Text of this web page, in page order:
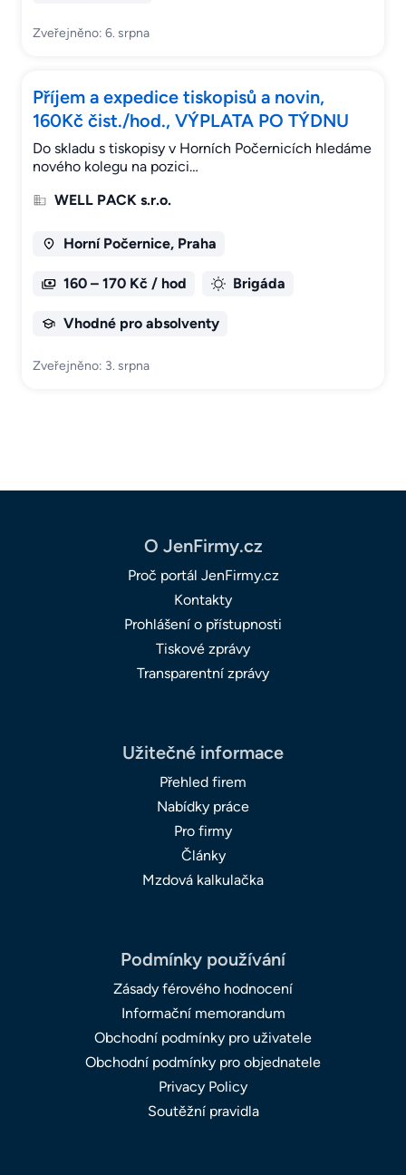
Zveřejněno: 6. srpna
Příjem a expedice tiskopisů a novin,
160Kč čist./hod., VÝPLATA PO TÝDNU
Do skladu s tiskopisy v Horních Počernicích hledáme
nového kolegu na pozici…
WELL PACK s.r.o.
Horní Počernice, Praha
160 – 170 Kč / hod Brigáda
Vhodné pro absolventy
Zveřejněno: 3. srpna
O JenFirmy.cz
Proč portál JenFirmy.cz
Kontakty
Prohlášení o přístupnosti
Tiskové zprávy
Transparentní zprávy
Užitečné informace
Přehled firem
Nabídky práce
Pro firmy
Články
Mzdová kalkulačka
Podmínky používání
Zásady férového hodnocení
Informační memorandum
Obchodní podmínky pro uživatele
Obchodní podmínky pro objednatele
Privacy Policy
Soutěžní pravidla